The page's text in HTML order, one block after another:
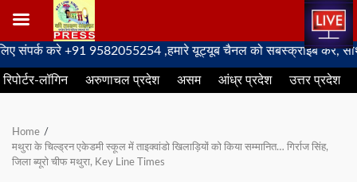
Skip
to
content
करे +91 9582055254 ,हमारे यूट्यूब चैनल को सबस्क्राइब करें, साथ
रिपोर्टर-लॉगिन अरुणाचल प्रदेश असम आंध्र प्रदेश उत्तर प्रदेश
Home
मथुरा के चिल्ड्रन एकेडमी स्कूल में ताइक्वांडो खिलाड़ियों को किया सम्मानित… गिर्राज सिंह,
जिला ब्यूरो चीफ मथुरा, Key Line Times